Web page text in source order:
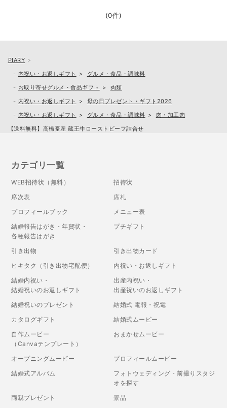
(0件)
PIARY
内祝い・お返しギフト
グルメ・食品・調味料
お取り寄せグルメ・食品ギフト
肉類
内祝い・お返しギフト
母の日プレゼント・ギフト2026
内祝い・お返しギフト
グルメ・食品・調味料
肉・加工肉
【送料無料】高橋畜産 蔵王牛ローストビーフ詰合せ
カテゴリ一覧
WEB招待状（無料）
招待状
席次表
席札
プロフィールブック
メニュー表
結婚報告はがき・年賀状・
各種報告はがき
プチギフト
引き出物
引き出物カード
ヒキタク（引き出物宅配便）
内祝い・お返しギフト
結婚内祝い・
結婚祝いのお返しギフト
出産内祝い・
出産祝いのお返しギフト
結婚祝いのプレゼント
結婚式 電報・祝電
カタログギフト
結婚式ムービー
自作ムービー
（Canvaテンプレート）
おまかせムービー
オープニングムービー
プロフィールムービー
結婚式アルバム
フォトウェディング・前撮りスタジ
オを探す
両親プレゼント
景品